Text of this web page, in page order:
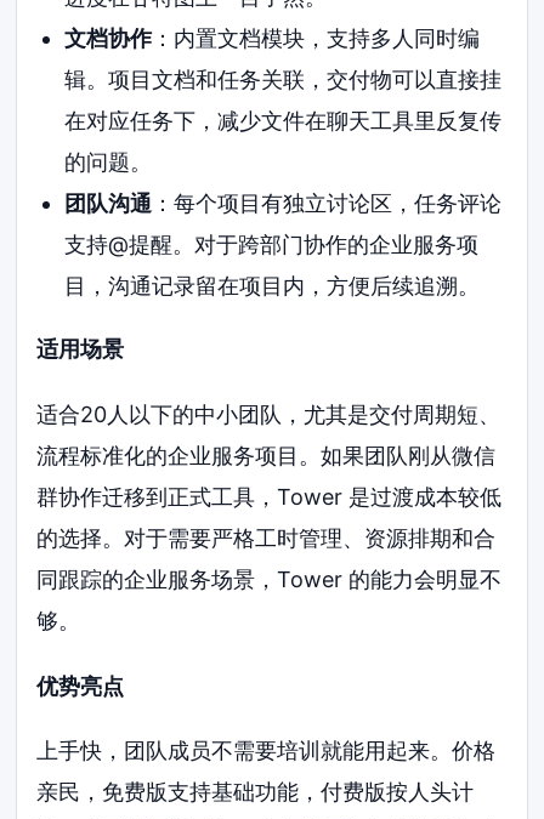
文档协作：内置文档模块，支持多人同时编
辑。项目文档和任务关联，交付物可以直接挂
在对应任务下，减少文件在聊天工具里反复传
的问题。
团队沟通 ：每个项目有独立讨论区，任务评论
支持@提醒。对于跨部门协作的企业服务项
目，沟通记录留在项目内，方便后续追溯。
适用场景
适合20人以下的中小团队，尤其是交付周期短、
流程标准化的企业服务项目。如果团队刚从微信
群协作迁移到正式工具，Tower 是过渡成本较低
的选择。对于需要严格工时管理、资源排期和合
同跟踪的企业服务场景，Tower 的能力会明显不
够。
优势亮点
上手快，团队成员不需要培训就能用起来。价格
亲民，免费版支持基础功能，付费版按人头计